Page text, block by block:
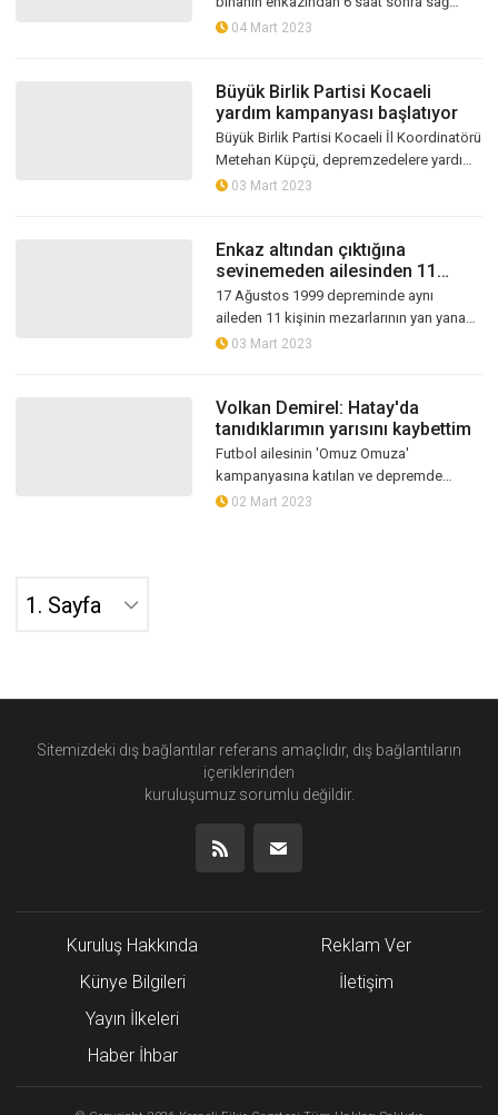
çıkarılmasının ardından bir daha haber
04 Mart 2023
Büyük Birlik Partisi Kocaeli
yardım kampanyası başlatıyor
Büyük Birlik Partisi Kocaeli İl Koordinatörü
Metehan Küpçü, depremzedelere yardım
amaçlı yardım kampanyası başlattıklarını
03 Mart 2023
Enkaz altından çıktığına
sevinemeden ailesinden 11
kişinin ölüm haberini aldı
17 Ağustos 1999 depreminde aynı
aileden 11 kişinin mezarlarının yan yana
dizili olması yürekleri burkuyor. Ailesinden
03 Mart 2023
Volkan Demirel: Hatay'da
tanıdıklarımın yarısını kaybettim
Futbol ailesinin 'Omuz Omuza'
kampanyasına katılan ve depremde
yaşanan felaketin ardından ilk kez
02 Mart 2023
Sitemizdeki dış bağlantılar referans amaçlıdır, dış bağlantıların
içeriklerinden
kuruluşumuz sorumlu değildir.
Kuruluş Hakkında
Künye Bilgileri
Yayın İlkeleri
Haber İhbar
Reklam Ver
İletişim